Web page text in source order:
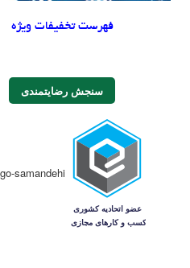
فهرست تخفیفات ویژه
سنجش رضایتمندی